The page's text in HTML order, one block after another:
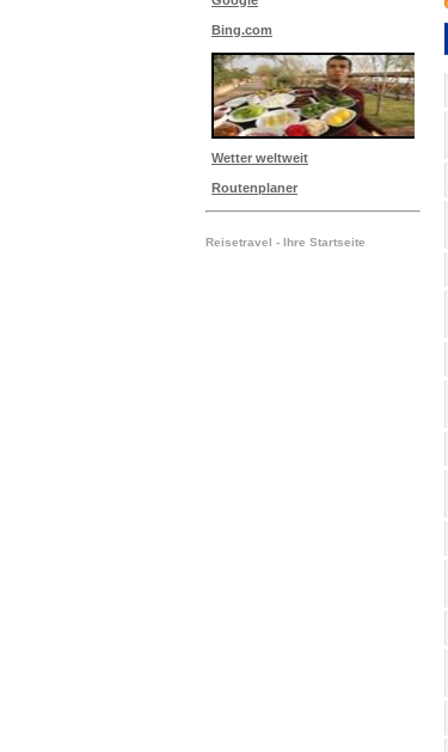
Bing.com
Wetter weltweit
Routenplaner
Reisetravel - Ihre Startseite